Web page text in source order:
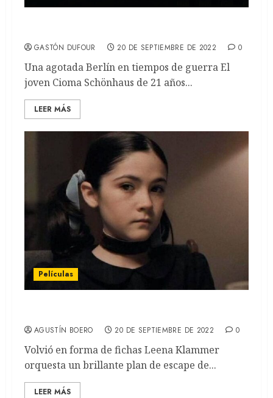
GASTÓN DUFOUR 20 DE SEPTIEMBRE DE 2022 0
Una agotada Berlín en tiempos de guerra El
joven Cioma Schönhaus de 21 años...
LEER MÁS
Películas
AGUSTÍN BOERO 20 DE SEPTIEMBRE DE 2022 0
Volvió en forma de fichas Leena Klammer
orquesta un brillante plan de escape de...
LEER MÁS